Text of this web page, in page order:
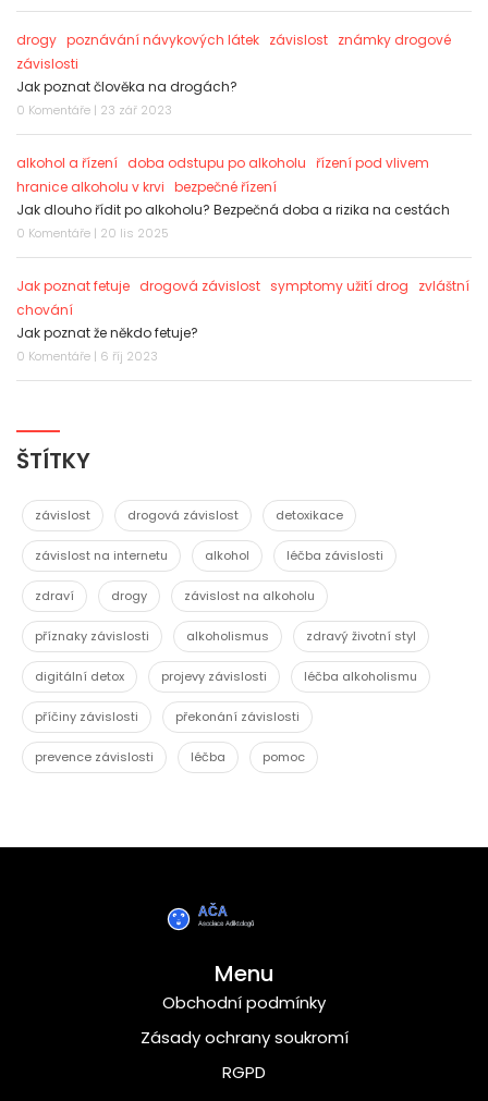
drogy poznávání návykových látek závislost známky drogové
závislosti
Jak poznat člověka na drogách?
0 Komentáře | 23 zář 2023
alkohol a řízení doba odstupu po alkoholu
řízení pod vlivem
hranice alkoholu v krvi bezpečné řízení
Jak dlouho řídit po alkoholu? Bezpečná doba a rizika na cestách
0 Komentáře | 20 lis 2025
Jak poznat fetuje drogová závislost symptomy užití drog
zvláštní
chování
Jak poznat že někdo fetuje?
0 Komentáře | 6 říj 2023
ŠTÍTKY
závislost drogová závislost detoxikace
závislost na internetu alkohol léčba závislosti
zdraví drogy závislost na alkoholu
příznaky závislosti alkoholismus zdravý životní styl
digitální detox projevy závislosti léčba alkoholismu
příčiny závislosti překonání závislosti
prevence závislosti léčba pomoc
Menu
Obchodní podmínky
Zásady ochrany soukromí
RGPD